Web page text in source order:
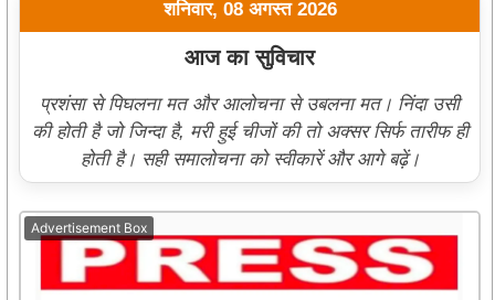
शनिवार, 08 अगस्त 2026
आज का सुविचार
प्रशंसा से पिघलना मत और आलोचना से उबलना मत। निंदा उसी
की होती है जो जिन्दा है, मरी हुई चीजों की तो अक्सर सिर्फ तारीफ ही
होती है। सही समालोचना को स्वीकारें और आगे बढ़ें।
Advertisement Box